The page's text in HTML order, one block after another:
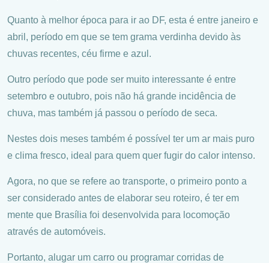
Quanto à melhor época para ir ao DF, esta é entre janeiro e
abril, período em que se tem grama verdinha devido às
chuvas recentes, céu firme e azul.
Outro período que pode ser muito interessante é entre
setembro e outubro, pois não há grande incidência de
chuva, mas também já passou o período de seca.
Nestes dois meses também é possível ter um ar mais puro
e clima fresco, ideal para quem quer fugir do calor intenso.
Agora, no que se refere ao transporte, o primeiro ponto a
ser considerado antes de elaborar seu roteiro, é ter em
mente que Brasília foi desenvolvida para locomoção
através de automóveis.
Portanto, alugar um carro ou programar corridas de